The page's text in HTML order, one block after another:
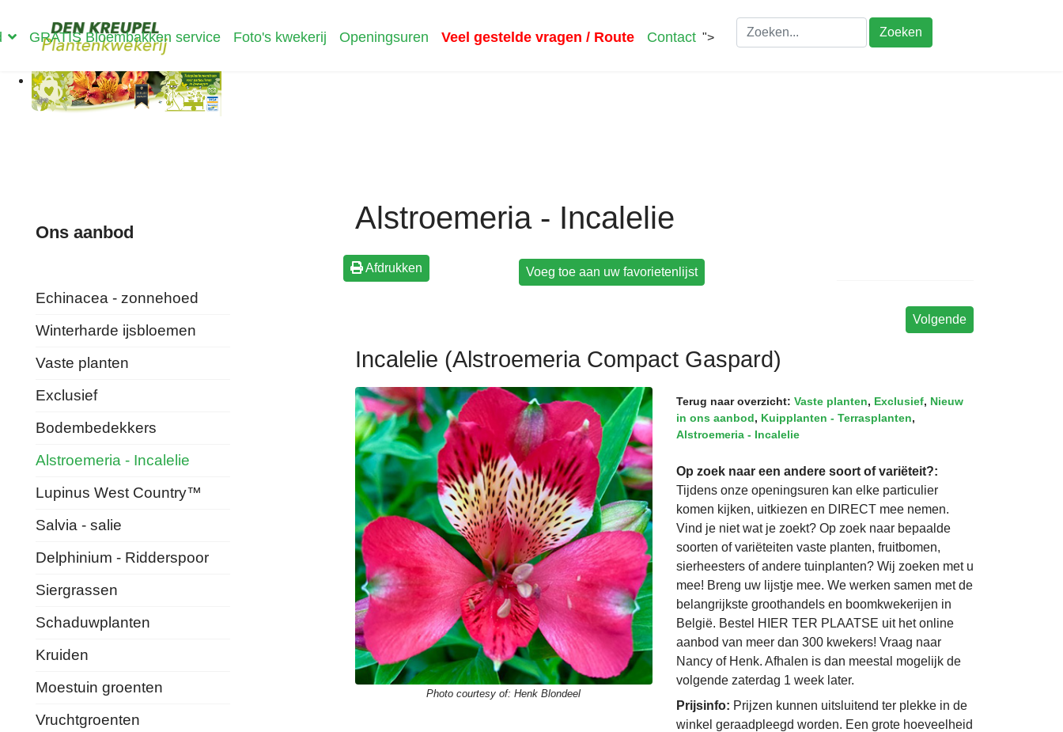
GRATIS Bloembakken service Foto's kwekerij Openingsuren Veel gestelde vragen / Route Contact "> Zoeken
Ons aanbod
Echinacea - zonnehoed
Winterharde ijsbloemen
Vaste planten
Exclusief
Bodembedekkers
Alstroemeria - Incalelie
Lupinus West Country™
Salvia - salie
Delphinium - Ridderspoor
Siergrassen
Schaduwplanten
Kruiden
Moestuin groenten
Vruchtgroenten
Alstroemeria - Incalelie
Afdrukken
Volgende
Incalelie (Alstroemeria Compact Gaspard)
Photo courtesy of:Henk Blondeel
Terug naar overzicht: Vaste planten, Exclusief, Nieuw
in ons aanbod, Kuipplanten - Terrasplanten,
Alstroemeria - Incalelie
Op zoek naar een andere soort of variëteit?:
Tijdens onze openingsuren kan elke particulier
komen kijken, uitkiezen en DIRECT mee nemen.
Vind je niet wat je zoekt? Op zoek naar bepaalde
soorten of variëteiten vaste planten, fruitbomen,
sierheesters of andere tuinplanten? Wij zoeken met u
mee! Breng uw lijstje mee. We werken samen met de
belangrijkste groothandels en boomkwekerijen in
België. Bestel HIER TER PLAATSE uit het online
aanbod van meer dan 300 kwekers! Vraag naar
Nancy of Henk. Afhalen is dan meestal mogelijk de
volgende zaterdag 1 week later.
Prijsinfo: Prijzen kunnen uitsluitend ter plekke in de
winkel geraadpleegd worden. Een grote hoeveelheid